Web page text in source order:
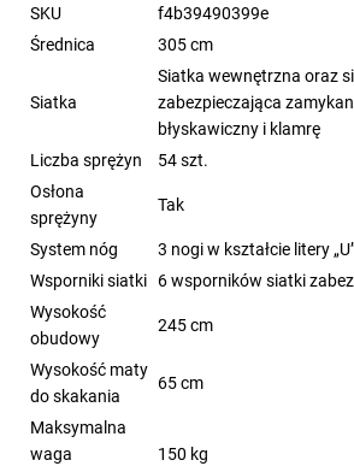
SKU
f4b39490399e
Średnica
305 cm
Siatka
Siatka wewnętrzna oraz
zabezpieczająca
błyskawiczny i klamrę
Liczba sprężyn
54 szt.
Osłona
sprężyny
Tak
System nóg
3 nogi w kształcie litery
Wsporniki siatki
6 wsporników siatki
Wysokość
obudowy
245 cm
Wysokość maty
do skakania
65 cm
Maksymalna
waga
150 kg